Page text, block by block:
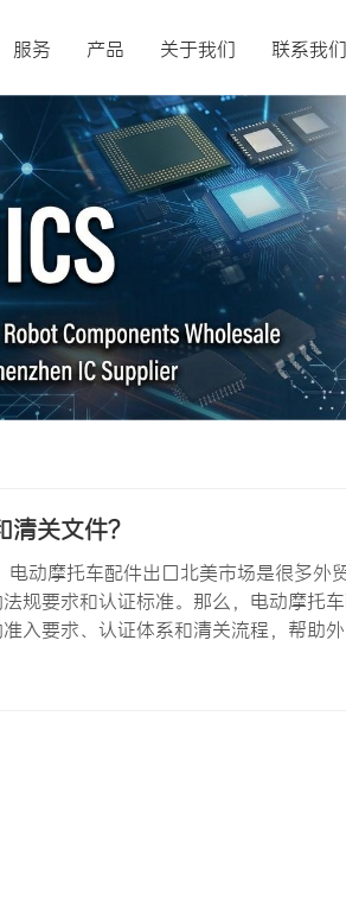
服务 产品 关于我们 联系我们
关文件？
动摩托车配件出口北美市场是很多外
规要求和认证标准。那么，电动摩托
入要求、认证体系和清关流程，帮助
球最大…